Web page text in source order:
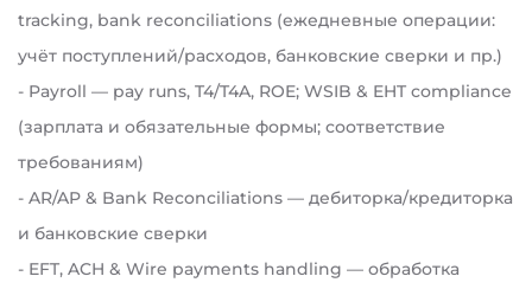
tracking, bank reconciliations (ежедневные операции:
учёт поступлений/расходов, банковские сверки и пр.)
- Payroll — pay runs, T4/T4A, ROE; WSIB & EHT compliance
(зарплата и обязательные формы; соответствие
требованиям)
- AR/AP & Bank Reconciliations — дебиторка/кредиторка
и банковские сверки
- EFT, ACH & Wire payments handling — обработка